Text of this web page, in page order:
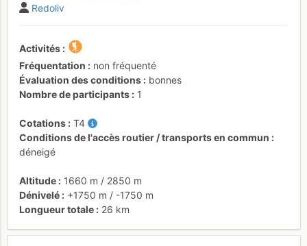
Redoliv
Activités
Fréquentation
non fréquenté
Évaluation des conditions
bonnes
Nombre de participants
1
Cotations
T4
Conditions de l'accès routier / transports en commun
déneigé
Altitude 1660 m / 2850 m
Dénivelé
+1750 m / -1750 m
Longueur totale
26 km